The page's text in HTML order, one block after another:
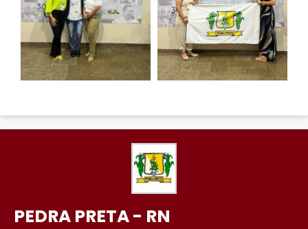
PEDRA PRETA - RN